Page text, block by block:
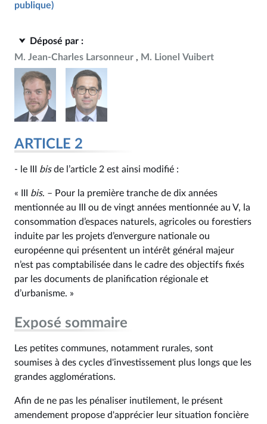
publique)
Déposé par :
M. Jean-Charles Larsonneur
M. Lionel Vuibert
ARTICLE 2
- le III bisde l’article 2 est ainsi modifié :
« III bis. – Pour la première tranche de dix années
mentionnée au III ou de vingt années mentionnée au V, la
consommation d’espaces naturels, agricoles ou forestiers
induite par les projets d’envergure nationale ou
européenne qui présentent un intérêt général majeur
n’est pas comptabilisée dans le cadre des objectifs fixés
par les documents de planification régionale et
d’urbanisme. »
Exposé sommaire
Les petites communes, notamment rurales, sont
soumises à des cycles d'investissement plus longs que les
grandes agglomérations.
Afin de ne pas les pénaliser inutilement, le présent
amendement propose d'apprécier leur situation foncière